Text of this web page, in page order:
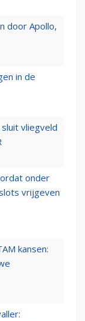
door Apollo,
in de
vliegveld
onder
vrijgeven
kansen: